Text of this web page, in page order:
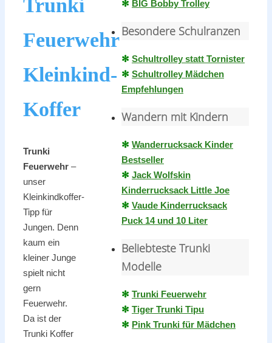
Trunki
Feuerwehr
Kleinkind-
Koffer
Trunki
Feuerwehr –
unser
Kleinkindkoffer-
Tipp für
Jungen. Denn
kaum ein
kleiner Junge
spielt nicht
gern
Feuerwehr.
Da ist der
Trunki Koffer
✻ BIG Bobby Trolley
Besondere Schulranzen
✻ Schultrolley statt Tornister
✻ Schultrolley Mädchen
Empfehlungen
Wandern mit Kindern
✻ Wanderrucksack Kinder
Bestseller
✻ Jack Wolfskin
Kinderrucksack Little Joe
✻ Vaude Kinderrucksack
Puck 14 und 10 Liter
Beliebteste Trunki
Modelle
✻ Trunki Feuerwehr
✻ Tiger Trunki Tipu
✻ Pink Trunki für Mädchen